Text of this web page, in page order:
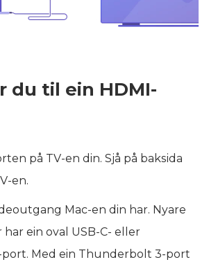
du til ein HDMI-
på TV-en din. Sjå på baksida
en.
Mac-en din har. Nyare
ein oval USB-C- eller
Med ein Thunderbolt 3-port